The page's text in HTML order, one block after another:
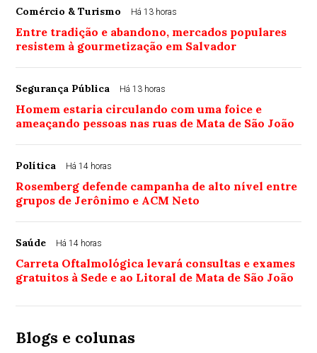
Comércio & Turismo Há 13 horas
Entre tradição e abandono, mercados populares
resistem à gourmetização em Salvador
Segurança Pública Há 13 horas
Homem estaria circulando com uma foice e
ameaçando pessoas nas ruas de Mata de São João
Política Há 14 horas
Rosemberg defende campanha de alto nível entre
grupos de Jerônimo e ACM Neto
Saúde Há 14 horas
Carreta Oftalmológica levará consultas e exames
gratuitos à Sede e ao Litoral de Mata de São João
Blogs e colunas